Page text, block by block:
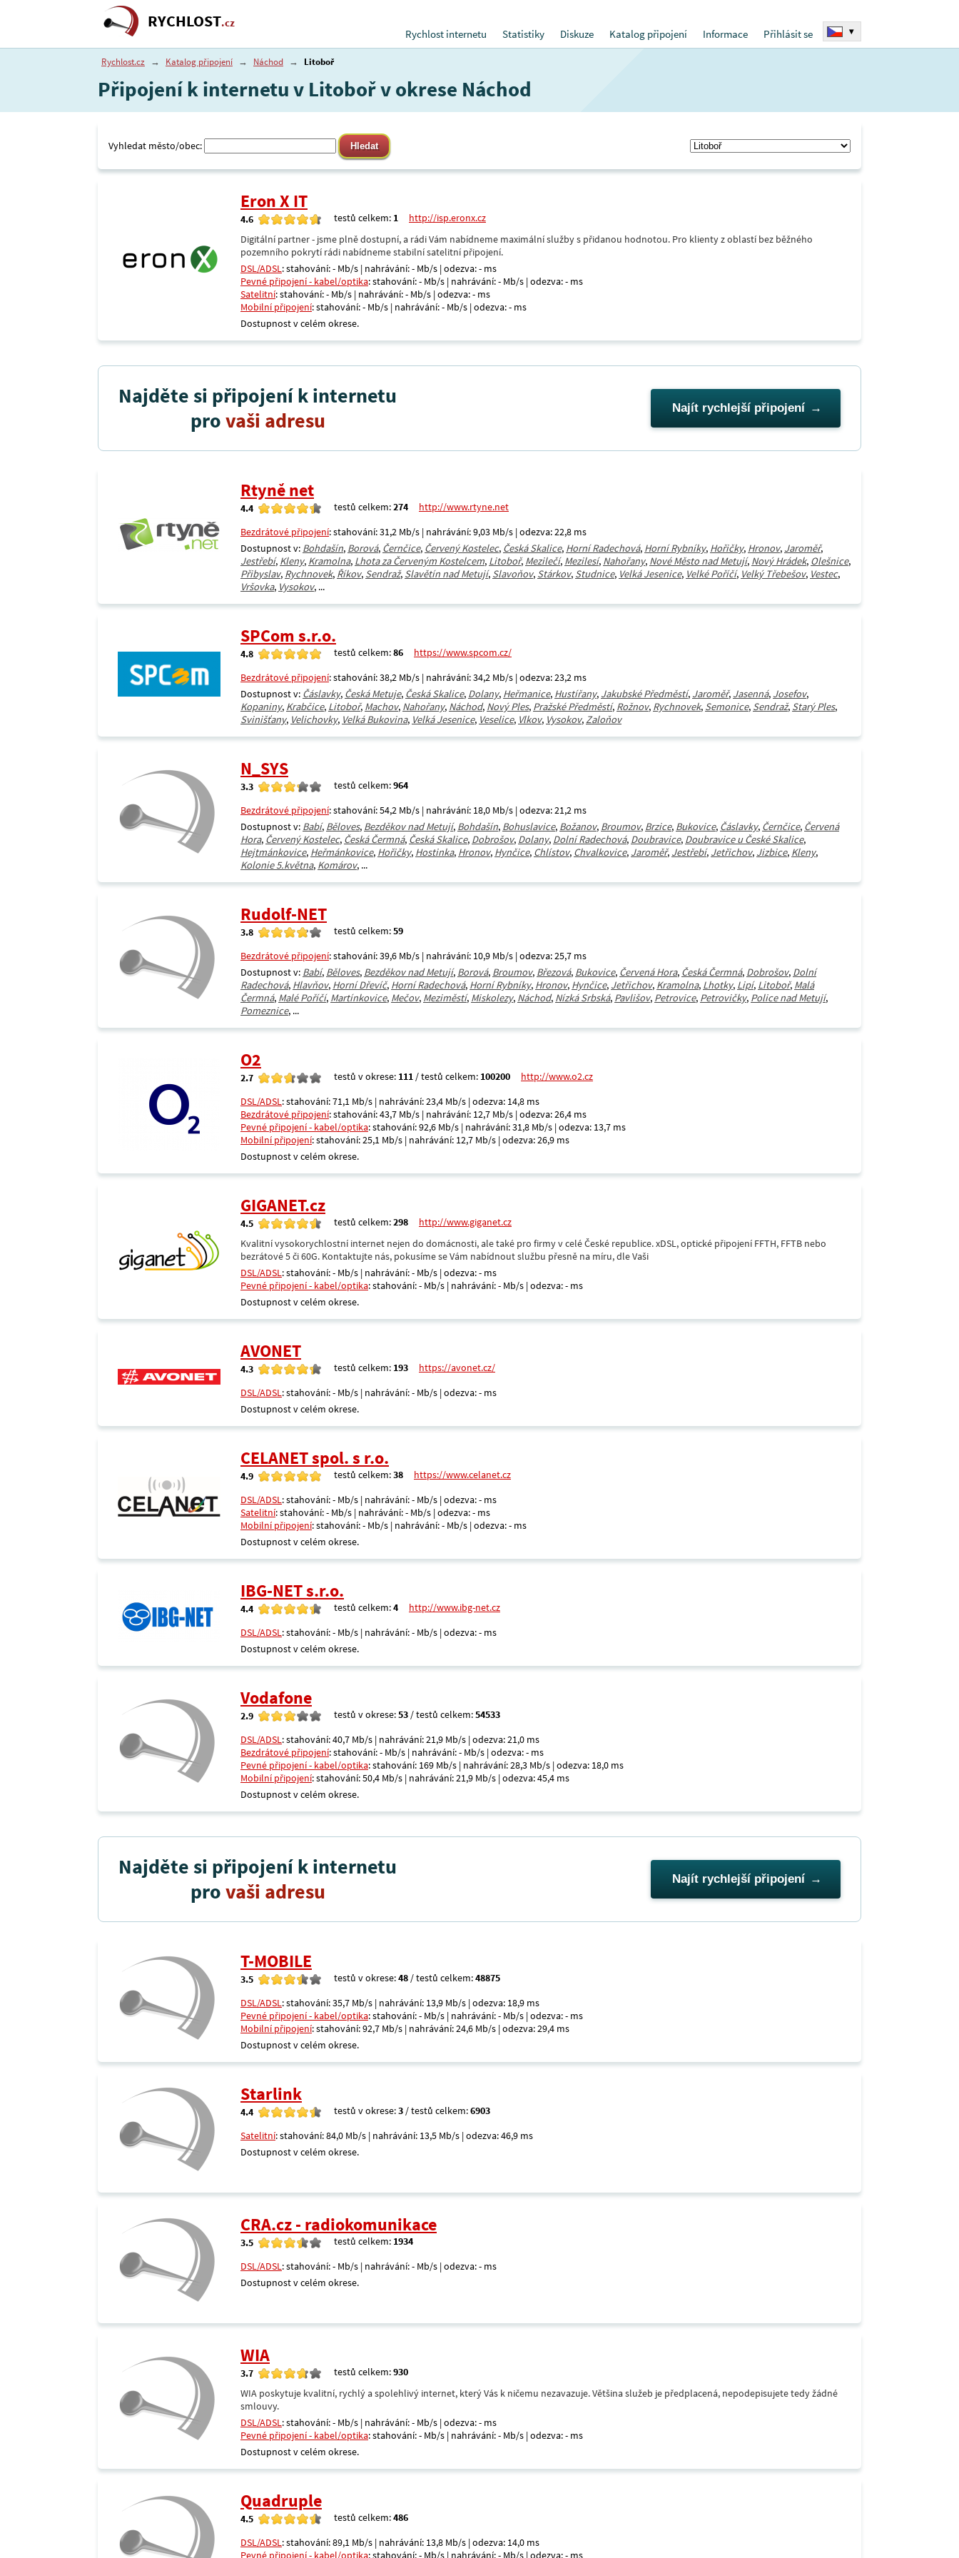
RYCHLOST.cz
Rychlost internetu
Statistiky Diskuze Katalog připojení Informace Přihlásit se ▾
Rychlost.cz → Katalog připojení → Náchod → Litoboř
Připojení k internetu v Litoboř v okrese Náchod
Vyhledat město/obec:
Eron X IT
4.6 testů celkem: 1
http://isp.eronx.cz
Digitální partner - jsme plně dostupní, a rádi Vám nabídneme maximální služby s přidanou hodnotou. Pro klienty z oblastí bez běžného
pozemního pokrytí rádi nabídneme stabilní satelitní připojení.
DSL/ADSL: stahování: - Mb/s | nahrávání: - Mb/s | odezva: - ms
Pevné připojení - kabel/optika: stahování: - Mb/s | nahrávání: - Mb/s | odezva: - ms
Satelitní: stahování: - Mb/s | nahrávání: - Mb/s | odezva: - ms
Mobilní připojení: stahování: - Mb/s | nahrávání: - Mb/s | odezva: - ms
Dostupnost v celém okrese.
Najděte si připojení k internetu
provaši adresu Najít rychlejší připojení
Rtyně net
4.4 testů celkem:274
http://www.rtyne.net
Bezdrátové připojení: stahování: 31,2 Mb/s | nahrávání: 9,03 Mb/s | odezva: 22,8 ms
Dostupnost v: Bohdašín, Borová, Černčice, Červený Kostelec, Česká Skalice, Horní Radechová, Horní Rybníky, Hořičky, Hronov, Jaroměř,
Jestřebí, Kleny, Kramolna, Lhota za Červeným Kostelcem, Litoboř, Mezilečí, Mezilesí, Nahořany, Nové Město nad Metují, Nový Hrádek, Olešnice,
Přibyslav, Rychnovek, Říkov, Sendraž, Slavětín nad Metují, Slavoňov, Stárkov, Studnice, Velká Jesenice, Velké Poříčí, Velký Třebešov, Vestec,
Vršovka, Vysokov, ...
SPCom s.r.o.
4.8 testů celkem:86
https://www.spcom.cz/
Bezdrátové připojení: stahování: 38,2 Mb/s | nahrávání: 34,2 Mb/s | odezva: 23,2 ms
Dostupnost v: Čáslavky, Česká Metuje, Česká Skalice, Dolany, Heřmanice, Hustířany, Jakubské Předměstí, Jaroměř, Jasenná, Josefov,
Kopaniny, Krabčice, Litoboř, Machov, Nahořany, Náchod, Nový Ples, Pražské Předměstí, Rožnov, Rychnovek, Semonice, Sendraž, Starý Ples,
Svinišťany, Velichovky, Velká Bukovina, Velká Jesenice, Veselice, Vlkov, Vysokov,Zaloňov
N_SYS
3.3 testů celkem:964
Bezdrátové připojení: stahování: 54,2 Mb/s | nahrávání: 18,0 Mb/s | odezva: 21,2 ms
Dostupnost v: Babí, Běloves, Bezděkov nad Metují, Bohdašín, Bohuslavice, Božanov, Broumov, Brzice, Bukovice, Čáslavky, Černčice, Červená
Hora, Červený Kostelec, Česká Čermná, Česká Skalice, Dobrošov, Dolany, Dolní Radechová, Doubravice, Doubravice u České Skalice,
Hejtmánkovice, Heřmánkovice, Hořičky, Hostinka, Hronov, Hynčice, Chlístov, Chvalkovice, Jaroměř, Jestřebí, Jetřichov, Jizbice, Kleny,
Kolonie 5.května, Komárov, ...
Rudolf-NET
3.8 testů celkem:59
Bezdrátové připojení: stahování: 39,6 Mb/s | nahrávání: 10,9 Mb/s | odezva: 25,7 ms
Dostupnost v: Babí, Běloves, Bezděkov nad Metují, Borová, Broumov, Březová, Bukovice, Červená Hora, Česká Čermná, Dobrošov, Dolní
Radechová, Hlavňov, Horní Dřevíč, Horní Radechová, Horní Rybníky, Hronov, Hynčice, Jetřichov, Kramolna, Lhotky, Lipí, Litoboř, Malá
Čermná, Malé Poříčí, Martínkovice, Mečov, Meziměstí, Miskolezy, Náchod, Nízká Srbská, Pavlišov, Petrovice, Petrovičky, Police nad Metují,
Pomeznice, ...
O2
2.7 testů v okrese: 111 / testů celkem: 100200
http://www.o2.cz
DSL/ADSL: stahování: 71,1 Mb/s | nahrávání: 23,4 Mb/s | odezva: 14,8 ms
Bezdrátové připojení: stahování: 43,7 Mb/s | nahrávání: 12,7 Mb/s | odezva: 26,4 ms
Pevné připojení - kabel/optika: stahování: 92,6 Mb/s | nahrávání: 31,8 Mb/s | odezva: 13,7 ms
Mobilní připojení: stahování: 25,1 Mb/s | nahrávání: 12,7 Mb/s | odezva: 26,9 ms
Dostupnost v celém okrese.
GIGANET.cz
4.5 testů celkem:298
http://www.giganet.cz
Kvalitní vysokorychlostní internet nejen do domácnosti, ale také pro firmy v celé České republice. xDSL, optické připojení FFTH, FFTB nebo
bezrátové 5 či 60G. Kontaktujte nás, pokusíme se Vám nabídnout službu přesně na míru, dle Vaši
DSL/ADSL: stahování: - Mb/s | nahrávání: - Mb/s | odezva: - ms
Pevné připojení - kabel/optika: stahování: - Mb/s | nahrávání: - Mb/s | odezva: - ms
Dostupnost v celém okrese.
AVONET
4.3 testů celkem: 193
https://avonet.cz/
DSL/ADSL: stahování: - Mb/s | nahrávání: - Mb/s | odezva: - ms
Dostupnost v celém okrese.
CELANET spol. s r.o.
4.9 testů celkem:38
https://www.celanet.cz
DSL/ADSL: stahování: - Mb/s | nahrávání: - Mb/s | odezva: - ms
Satelitní: stahování: - Mb/s | nahrávání: - Mb/s | odezva: - ms
Mobilní připojení: stahování: - Mb/s | nahrávání: - Mb/s | odezva: - ms
Dostupnost v celém okrese.
IBG-NET s.r.o.
4.4 testů celkem:4
http://www.ibg-net.cz
DSL/ADSL: stahování: - Mb/s | nahrávání: - Mb/s | odezva: - ms
Dostupnost v celém okrese.
Vodafone
2.9 testů v okrese:53 / testů celkem:54533
DSL/ADSL: stahování: 40,7 Mb/s | nahrávání: 21,9 Mb/s | odezva: 21,0 ms
Bezdrátové připojení: stahování: - Mb/s | nahrávání: - Mb/s | odezva: - ms
Pevné připojení - kabel/optika: stahování: 169 Mb/s | nahrávání: 28,3 Mb/s | odezva: 18,0 ms
Mobilní připojení: stahování: 50,4 Mb/s | nahrávání: 21,9 Mb/s | odezva: 45,4 ms
Dostupnost v celém okrese.
Najděte si připojení k internetu
provaši adresu Najít rychlejší připojení
T-MOBILE
3.5 testů v okrese:48 / testů celkem:48875
DSL/ADSL: stahování: 35,7 Mb/s | nahrávání: 13,9 Mb/s | odezva: 18,9 ms
Pevné připojení - kabel/optika: stahování: - Mb/s | nahrávání: - Mb/s | odezva: - ms
Mobilní připojení: stahování: 92,7 Mb/s | nahrávání: 24,6 Mb/s | odezva: 29,4 ms
Dostupnost v celém okrese.
Starlink
4.4 testů v okrese:3 / testů celkem:6903
Satelitní: stahování: 84,0 Mb/s | nahrávání: 13,5 Mb/s | odezva: 46,9 ms
Dostupnost v celém okrese.
CRA.cz - radiokomunikace
3.5 testů celkem: 1934
DSL/ADSL: stahování: - Mb/s | nahrávání: - Mb/s | odezva: - ms
Dostupnost v celém okrese.
WIA
3.7 testů celkem:930
WIA poskytuje kvalitní, rychlý a spolehlivý internet, který Vás k ničemu nezavazuje. Většina služeb je předplacená, nepodepisujete tedy žádné
smlouvy.
DSL/ADSL: stahování: - Mb/s | nahrávání: - Mb/s | odezva: - ms
Pevné připojení - kabel/optika: stahování: - Mb/s | nahrávání: - Mb/s | odezva: - ms
Dostupnost v celém okrese.
Quadruple
4.5 testů celkem:486
DSL/ADSL: stahování: 89,1 Mb/s | nahrávání: 13,8 Mb/s | odezva: 14,0 ms
Pevné připojení - kabel/optika: stahování: - Mb/s | nahrávání: - Mb/s | odezva: - ms